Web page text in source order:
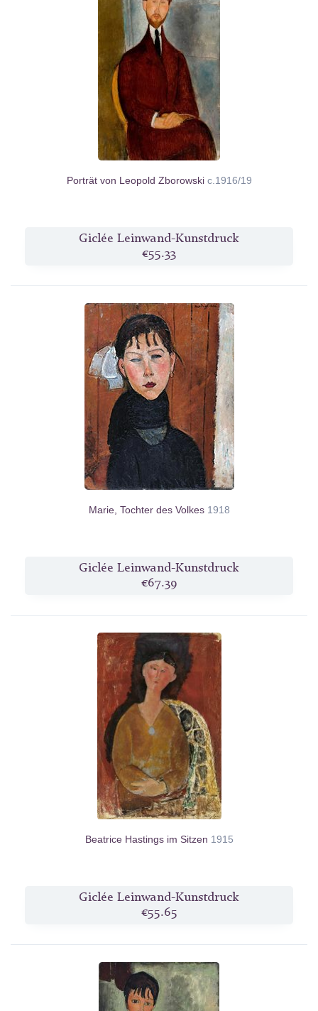
Porträt von Leopold Zborowski c.1916/19
Giclée Leinwand-Kunstdruck
€55.33
Marie, Tochter des Volkes 1918
Giclée Leinwand-Kunstdruck
€67.39
Beatrice Hastings im Sitzen 1915
Giclée Leinwand-Kunstdruck
€55.65